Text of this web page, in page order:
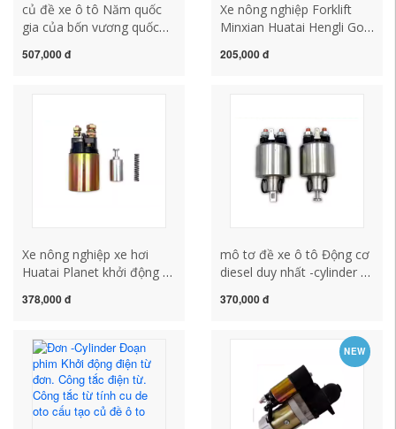
củ đề xe ô tô Năm quốc
gia của bốn vương quốc
Planet bắt đầu Động lực
ô to bảo dưỡng củ đề ô to
507,000 đ
Xe nông nghiệp Forklift
Minxian Huatai Hengli Gold
7*19.8*20.8.5*19 Bàn chải
205,000 đ
Xe nông nghiệp xe hơi
Huatai Planet khởi động -
Công tắc từ tính. Đồng tinh
giảm tốc cấu tạo củ đề xe
ô tô sửa chữa củ đề ô to
378,000 đ
mô tơ đề xe ô tô Động cơ
diesel duy nhất -cylinder -
114.414 Công tắc điện từ
công tắc từ tính động cơ
sửa chữa củ đề ô tô cấu
tạo củ đề xe ô tô
370,000 đ
NEW